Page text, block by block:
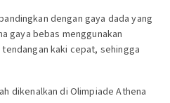
dengan gaya dada yang
gaya bebas menggunakan
kaki cepat, sehingga
dikenalkan di Olimpiade Athena